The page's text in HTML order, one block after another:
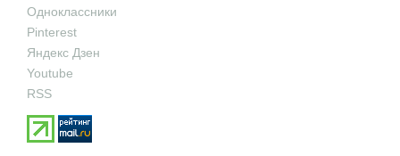
Одноклассники
Pinterest
Яндекс Дзен
Youtube
RSS